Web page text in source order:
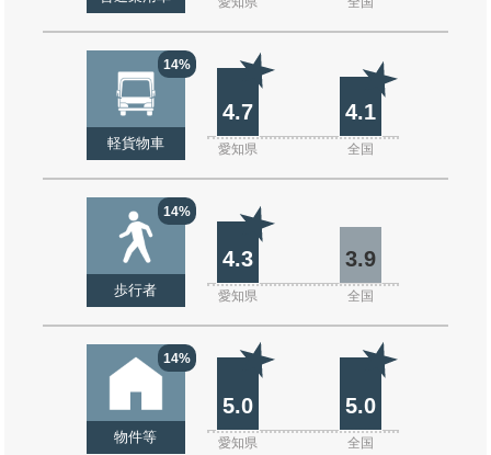
14%
軽貨物車
4.7 4.1
愛知県 全国
14%
歩行者
4.3 3.9
愛知県 全国
14%
物件等
5.0 5.0
愛知県 全国